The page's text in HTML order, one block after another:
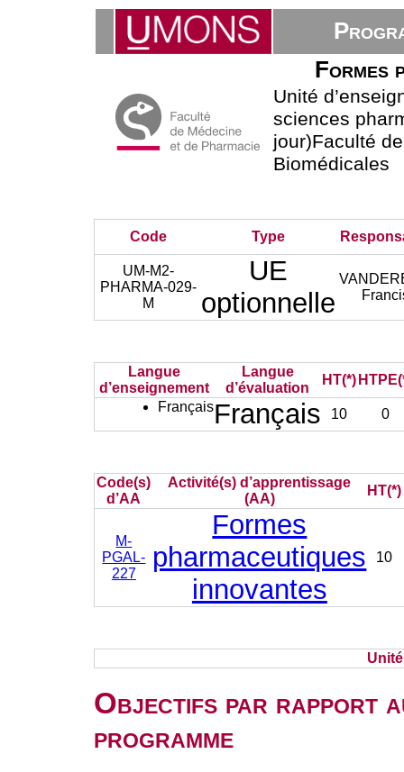
Formes
Unité
sciences
jour)Faculté
Biomédicales
Code Type
UM-M2-
PHARMA-029-
M
UE
optionnelle
Langue
d’enseignement
Langue
d’évaluation
HT(*)
FrançaisFrançais 10 0
Code(s)
d’AA
Activité(s) d’apprentissage
(AA)
HT(*)
M-
PGAL-
227
Formes
pharmaceutiques
innovantes
10
Objectifs par rapport
programme